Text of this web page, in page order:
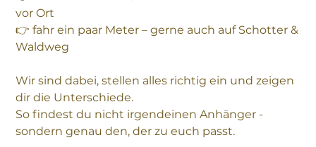
vor Ort
👉 fahr ein paar Meter – gerne auch auf Schotter &
Waldweg
Wir sind dabei, stellen alles richtig ein und zeigen
dir die Unterschiede.
So findest du nicht irgendeinen Anhänger -
sondern genau den, der zu euch passt.